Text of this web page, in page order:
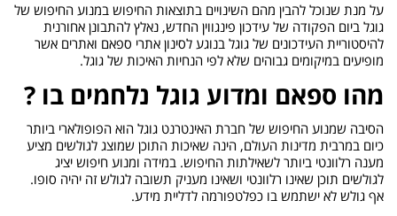
על מנת שנוכל להבין מהם השינויים בתוצאות החיפוש במנוע החיפוש של
גוגל ביום הפקודה של עידכון פינגווין החדש, נאלץ להתבונן אחורנית
להיסטוריית העידכונים של גוגל בנוגע לסינון אתרי ספאם ואתרים אשר
מופיעים במיקומים גבוהים שלא לפי הנחיות האיכות של גוגל.
מהו ספאם ומדוע גוגל נלחמים בו ?
הסיבה שמנוע החיפוש של חברת האינטרנט גוגל הוא הפופולארי ביותר
כיום במרבית מדינות העולם, הינה שאיכות התוכן שמוצג לגולשים מציע
מענה רלוונטי ביותר לשאילתות החיפוש. במידה ומנוע חיפוש יציג
לגולשים תוכן שאינו רלוונטי ושאינו מעניק תשובה לגולש זה יהיה סופו.
אף גולש לא ישתמש בו כפלטפורמה לדליית מידע.